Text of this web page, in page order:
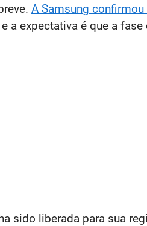
A Samsung
a expectativa é que a
sido liberada para sua